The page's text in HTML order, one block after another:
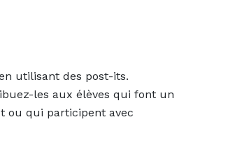
utilisant des post-its.
les aux élèves qui font un
ou qui participent avec